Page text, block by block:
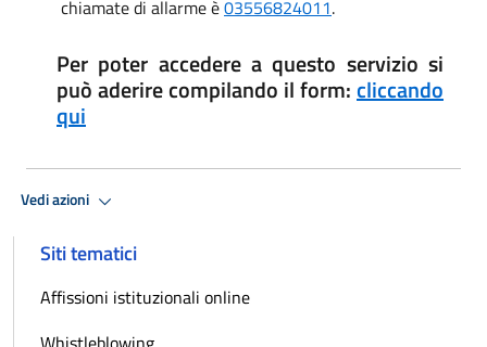
chiamate di allarme è03556824011.
Per poter accedere a questo servizio si
può aderire compilando il form:cliccando
qui
Vedi azioni
Siti tematici
Affissioni istituzionali online